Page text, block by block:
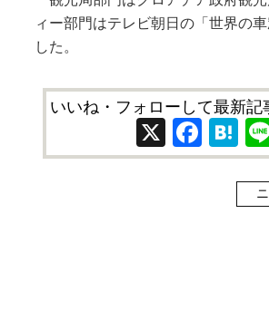
ィー部門はテレビ朝日の「世界の
した。
いいね・フォローして最新記
X